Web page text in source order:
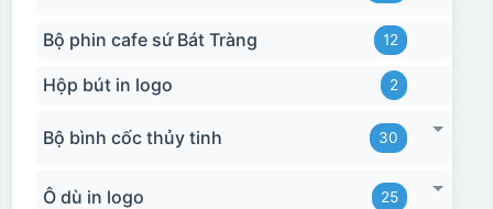
Bộ phin cafe sứ Bát Tràng 12
Hộp bút in logo 2
Bộ bình cốc thủy tinh 30
Ô dù in logo 25